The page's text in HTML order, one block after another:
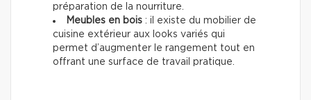
préparation de la nourriture.
Meubles en bois : il existe du mobilier de
cuisine extérieur aux looks variés qui
permet d’augmenter le rangement tout en
offrant une surface de travail pratique.